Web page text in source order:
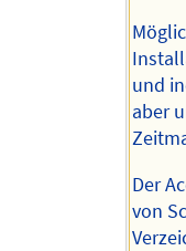
und
aber
Der
von